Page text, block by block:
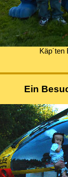
Käp´ten
Ein